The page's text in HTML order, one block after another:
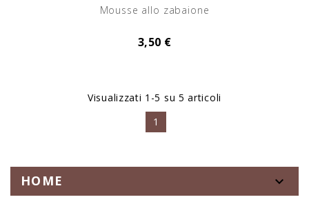
Mousse allo zabaione
3,50 €
Visualizzati 1-5 su 5 articoli
1
HOME 